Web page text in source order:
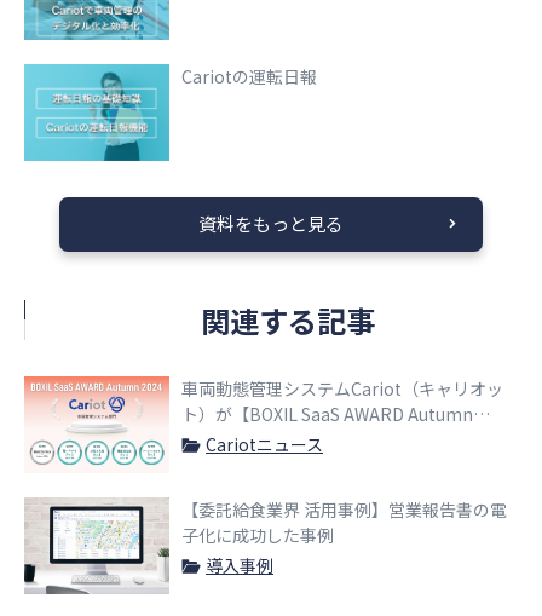
Cariotの運転日報
資料をもっと見る
関連する記事
車両動態管理システムCariot（キャリオッ
ト）が【BOXIL SaaS AWARD Autumn
2024】にて車両管理システム部門、使いや
Cariotニュース
【委託給食業界 活用事例】営業報告書の電
子化に成功した事例
導入事例